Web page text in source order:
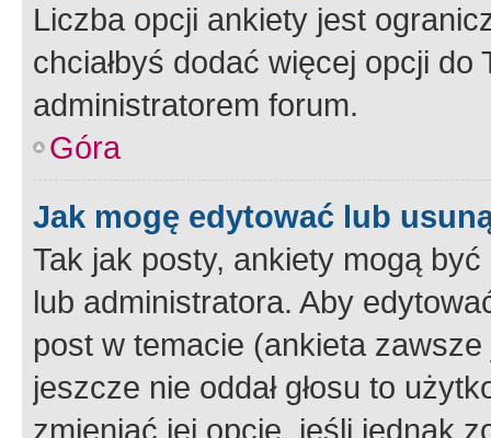
Liczba opcji ankiety jest
chciałbyś dodać więcej opcji
administratorem forum.
Góra
Jak mogę edytować lub
Tak jak posty, ankiety mogą
lub administratora. Aby
post w temacie (ankieta
jeszcze nie oddał głosu to
zmieniać jej opcje, jeśli jednak